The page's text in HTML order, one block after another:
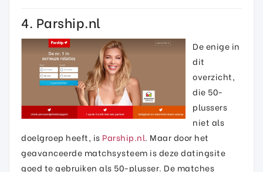
4. Parship.nl
De enige in
dit
overzicht,
die 50-
plussers
niet als
doelgroep heeft, is Parship.nl. Maar door het
geavanceerde matchsysteem is deze datingsite
goed te gebruiken als 50-plusser. De matches